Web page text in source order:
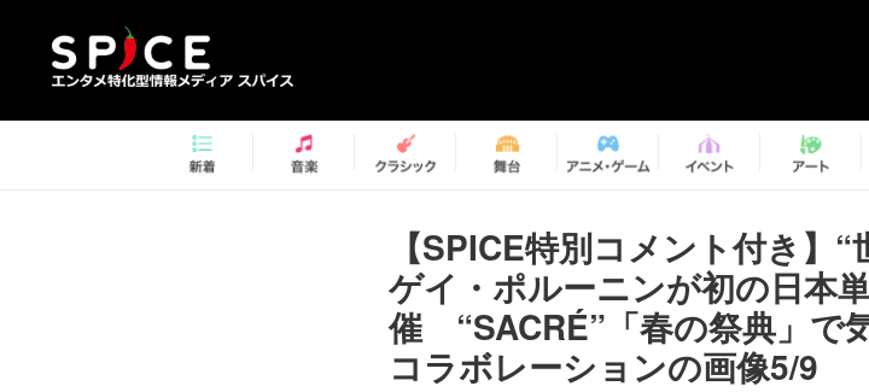
【SPICE特別コメント付き】
ゲイ・ポルーニンが初の日本
催 “SACRÉ”「春の祭典」で
コラボレーションの画像5/9